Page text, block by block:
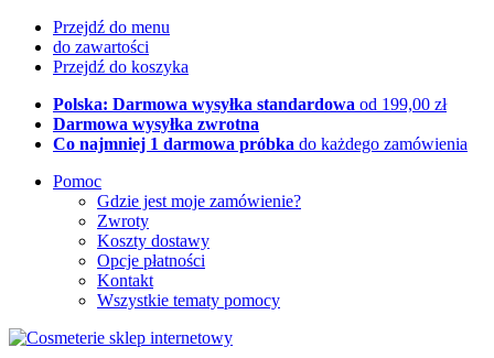
Przejdź do menu
do zawartości
Przejdź do koszyka
Polska: Darmowa wysyłka standardowa od 199,00 zł
Darmowa wysyłka zwrotna
Co najmniej 1 darmowa próbka do każdego zamówienia
Pomoc
Gdzie jest moje zamówienie?
Zwroty
Koszty dostawy
Opcje płatności
Kontakt
Wszystkie tematy pomocy